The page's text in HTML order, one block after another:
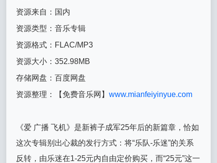
资源来自：国内
资源类型：音乐专辑
资源格式：FLAC/MP3
资源大小：352.98MB
存储网盘：百度网盘
资源整理：【免费音乐网】www.mianfeiyinyue.com
《爱 广播 飞机》是新裤子成军25年后的新篇章，恰如
这次专辑别出心裁的发行方式：将“乐队-乐迷”的关系
反转，由乐迷在1-25元内自由定价购买，而“25元”这一